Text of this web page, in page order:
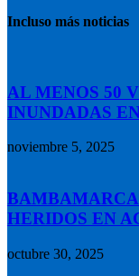
Incluso más noticias
AL MENOS 50
INUNDADAS
noviembre 5, 2025
HERIDOS EN
octubre 30, 2025